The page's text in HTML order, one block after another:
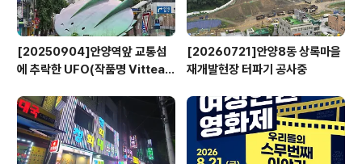
[20250904]안양역앞 교통섬
에 추락한 UFO(작품명 Vitteau
[20260721]안양8동 상록마을
재개발현장 터파기 공사중